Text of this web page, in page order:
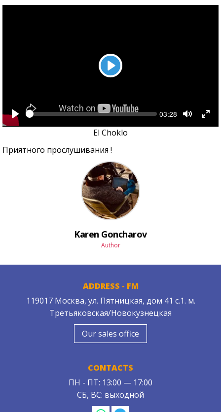
Play
Play
Seek Current
03:28
Toggle
Mute
El Choklo
Приятного прослушивания !
Karen Goncharov
Author
ADDRESS - FM
119017 Москва, ул. Пятницкая, дом 41 с.1. м.
Третьяковская/Новокузнецкая
Our sales office
CONTACTS
ПН - ПТ: 13:00 — 17:00
СБ, ВС: выходной